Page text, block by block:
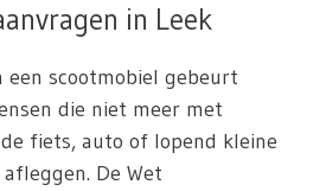
in Leek
een scootmobiel gebeurt
die niet meer met
fiets, auto of lopend kleine
De Wet